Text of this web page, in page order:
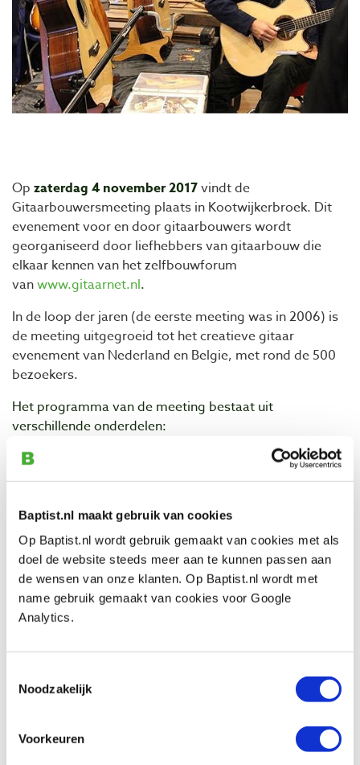
Baptist.nl maakt gebruik van cookies
Op Baptist.nl wordt gebruik gemaakt van cookies met als
doel de website steeds meer aan te kunnen passen aan
de wensen van onze klanten. Op Baptist.nl wordt met
name gebruik gemaakt van cookies voor Google
Analytics.
Noodzakelijk
Voorkeuren
Op zaterdag 4 november 2017vindt de
Gitaarbouwersmeeting plaats in Kootwijkerbroek. Dit
evenement voor en door gitaarbouwers wordt
georganiseerd door liefhebbers van gitaarbouw die
elkaar kennen van het zelfbouwforum
vanwww.gitaarnet.nl.
In de loop der jaren (de eerste meeting was in 2006) is
de meeting uitgegroeid tot het creatieve gitaar
evenement van Nederland en Belgie, met rond de 500
bezoekers.
Het programma van de meeting bestaat uit
verschillende onderdelen:
- een markt waar hout, onderdelen en gereedschap
verkocht worden,
- lezingen en workshops over gitaarbouw en verwante
- een expositie van instrumenten gemaakt door
amateurbouwers en een verkiezing en
- optredens van diverse muzikanten.
Het programma maakt het evenement de moeite
waard om een dagje naar Kootwijkerbroek te komen. U
de beurs, fantastische live optredens bijwonen en u
workshops.
Entree: € 10,00